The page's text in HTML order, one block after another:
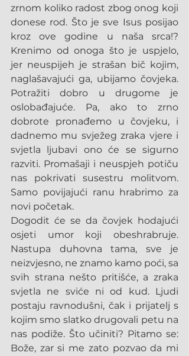
zrnom koliko radost zbog onog koji
donese rod. Što je sve Isus posijao
kroz ove godine u naša srca!?
Krenimo od onoga što je uspjelo,
jer neuspijeh je strašan bič kojim,
naglašavajući ga, ubijamo čovjeka.
Potražiti dobro u drugome je
oslobađajuće. Pa, ako to zrno
dobrote pronađemo u čovjeku, i
dadnemo mu svježeg zraka vjere i
svjetla ljubavi ono će se sigurno
razviti. Promašaji i neuspjeh potiču
nas pokrivati susestru molitvom.
Samo povijajući ranu hrabrimo za
novi početak.
Dogodit će se da čovjek hodajući
osjeti umor koji obeshrabruje.
Nastupa duhovna tama, sve je
neizvjesno, ne znamo kamo poći, sa
svih strana nešto pritišće, a zraka
svjetla ne sviće ni od kud. Ljudi
postaju ravnodušni, čak i prijatelj s
kojim smo slatko drugovali petu na
nas podiže. Što učiniti? Pitamo se:
Bože, zar si me zato pozvao da mi